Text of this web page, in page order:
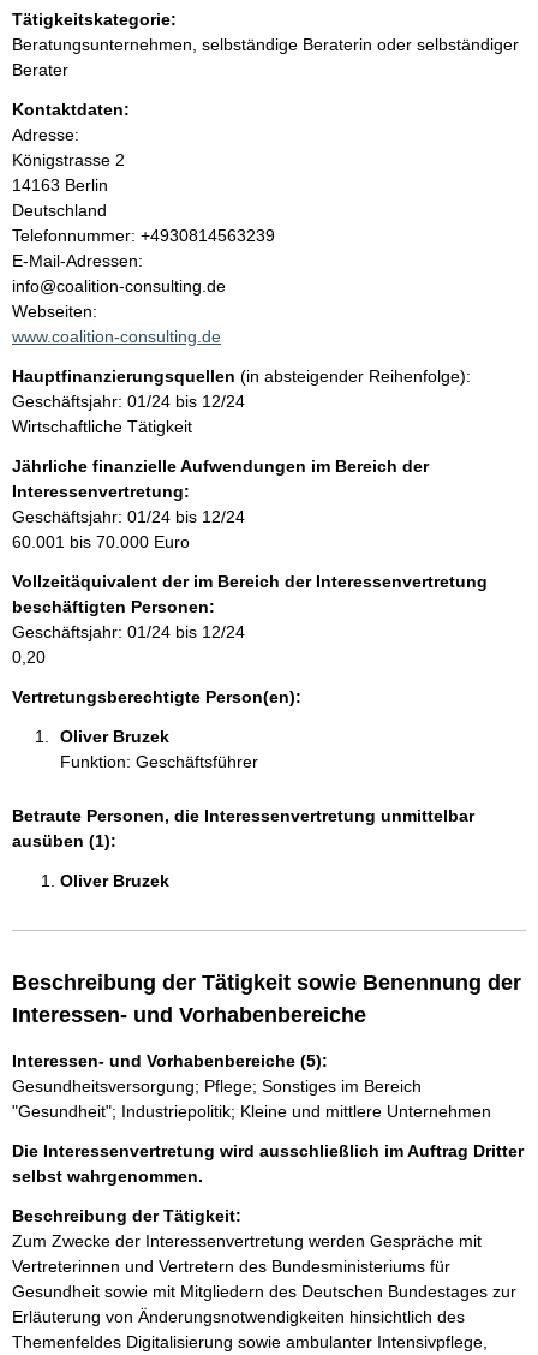
n
i
n
h
a
l
t
Tätigkeitskategorie:
Beratungsunternehmen, selbständige Beraterin oder selbständiger
Berater
Kontaktdaten:
Adresse:
Königstrasse 2
14163 Berlin
Deutschland
K
o
n
t
a
t
i
n
f
o
r
m
t
i
o
n
e
Telefonnummer: +4930814563239
E-Mail-Adressen:
info@coalition-consulting.de
Webseiten:
www.coalition-consulting.de
Hauptfinanzierungsquellen (in absteigender Reihenfolge):
Geschäftsjahr: 01/24 bis 12/24
Wirtschaftliche Tätigkeit
Jährliche finanzielle Aufwendungen im Bereich der
Interessenvertretung:
Geschäftsjahr: 01/24 bis 12/24
60.001 bis 70.000 Euro
Vollzeitäquivalent der im Bereich der Interessenvertretung
beschäftigten Personen:
Geschäftsjahr: 01/24 bis 12/24
0,20
Vertretungsberechtigte Person(en):
Oliver Bruzek
Funktion: Geschäftsführer
Betraute Personen, die Interessenvertretung unmittelbar
ausüben (1):
Oliver Bruzek
Beschreibung der Tätigkeit sowie Benennung der
Interessen- und Vorhabenbereiche
Interessen- und Vorhabenbereiche (5):
Gesundheitsversorgung; Pflege; Sonstiges im Bereich
"Gesundheit"; Industriepolitik; Kleine und mittlere Unternehmen
Die Interessenvertretung wird ausschließlich im Auftrag Dritter
selbst wahrgenommen.
Beschreibung der Tätigkeit:
Zum Zwecke der Interessenvertretung werden Gespräche mit
Vertreterinnen und Vertretern des Bundesministeriums für
Gesundheit sowie mit Mitgliedern des Deutschen Bundestages zur
Erläuterung von Änderungsnotwendigkeiten hinsichtlich des
Themenfeldes Digitalisierung sowie ambulanter Intensivpflege,